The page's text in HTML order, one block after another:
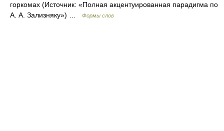
горкомах (Источник: «Полная акцентуированная парадигма по
А. А. Зализняку») …
Формы слов